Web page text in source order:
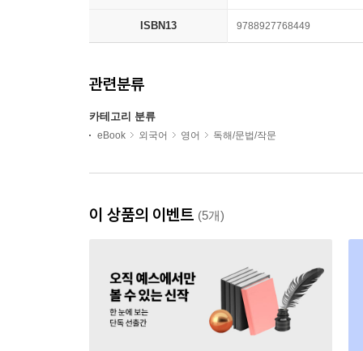
ISBN13 9788927768449
관련분류
카테고리 분류
eBook 외국어 영어 독해/문법/작문
이 상품의 이벤트 (5개)